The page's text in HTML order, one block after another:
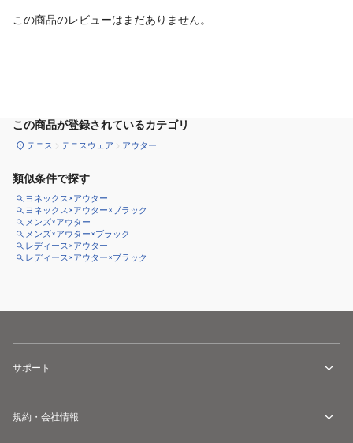
この商品のレビューはまだありません。
この商品が登録されているカテゴリ
テニス テニスウェア アウター
類似条件で探す
ヨネックス×アウター
ヨネックス×アウター×ブラック
メンズ×アウター
メンズ×アウター×ブラック
レディース×アウター
レディース×アウター×ブラック
サポート
規約・会社情報